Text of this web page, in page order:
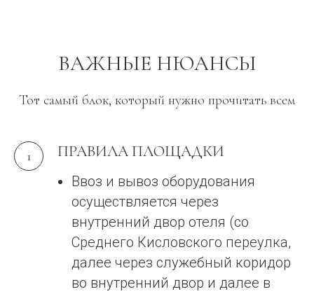
ВАЖНЫЕ НЮАНСЫ
Тот самый блок, который нужно прочитать всем
ПРАВИЛА ПЛОЩАДКИ
Ввоз и вывоз оборудования
осуществляется через
внутренний двор отеля (со
Среднего Кисловского переулка,
далее через служебный коридор
во внутренний двор и далее в